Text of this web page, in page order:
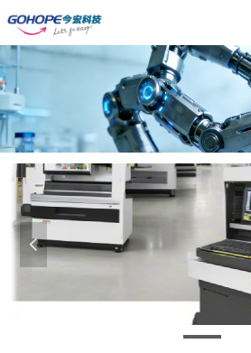
넳